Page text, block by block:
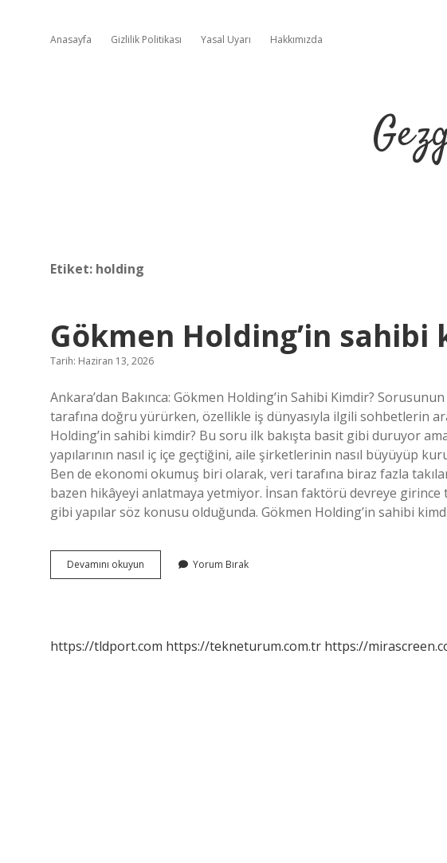
Anasayfa Gizlilik Politikası Yasal Uyarı Hakkımızda
Etiket: holding
Gökmen Holding’in sahibi
Tarih: Haziran 13, 2026
Ankara’dan Bakınca: Gökmen Holding’in Sahibi Kimdir?
tarafına doğru yürürken, özellikle iş dünyasıyla ilgili sohbetlerin
Holding’in sahibi kimdir? Bu soru ilk bakışta basit gibi duruyor
yapılarının nasıl iç içe geçtiğini, aile şirketlerinin nasıl büyüyüp
Ben de ekonomi okumuş biri olarak, veri tarafına biraz fazla
bazen hikâyeyi anlatmaya yetmiyor. İnsan faktörü devreye
gibi yapılar söz konusu olduğunda. Gökmen Holding’in sahibi
Devamını okuyun Gökmen
Holding’in
Yorum Bırak
https://tldport.com https://tekneturum.com.tr https://